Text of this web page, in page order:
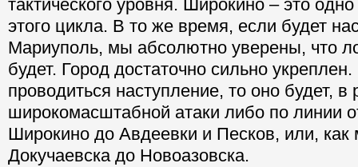
тактического уровня. Широкино – это
этого цикла. В то же время, если будет
Мариуполь, мы абсолютно уверены, что
будет. Город достаточно сильно
проводиться наступление, то оно будет, в
широкомасштабной атаки либо по линии
Широкино до Авдеевки и Песков, или, как
Докучаевска до Новоазовска.